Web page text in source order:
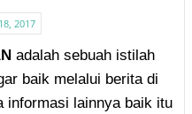
2017
adalah sebuah istilah
baik melalui berita di
informasi lainnya baik itu